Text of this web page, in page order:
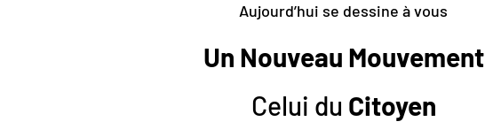
Aujourd’hui se dessine à vous
Un Nouveau Mouvement
Celui du Citoyen